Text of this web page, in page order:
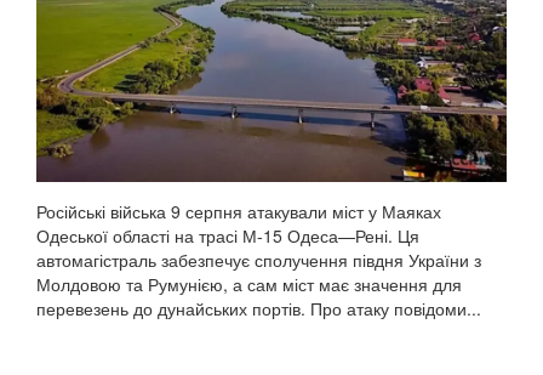
Російські війська 9 серпня атакували міст у Маяках
Одеської області на трасі М-15 Одеса—Рені. Ця
автомагістраль забезпечує сполучення півдня України з
Молдовою та Румунією, а сам міст має значення для
перевезень до дунайських портів. Про атаку повідоми...